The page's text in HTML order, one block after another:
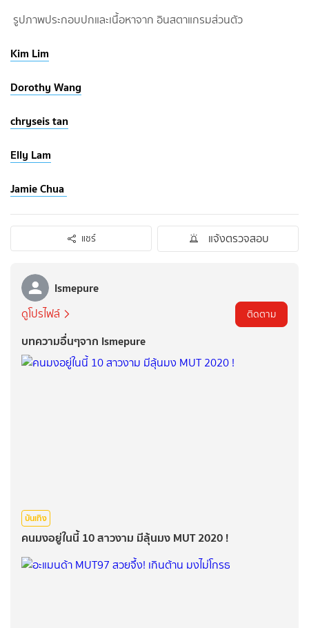
รูปภาพประกอบปกและเนื้อหาจาก อินสตาแกรมส่วนตัว
Kim Lim
Dorothy Wang
chryseis tan
Elly Lam
Jamie Chua
แชร์ แจ้งตรวจสอบ
Ismepure
ดูโปรไฟล์ ติดตาม
บทความอื่นๆจาก Ismepure
บันเทิง
คนมงอยู่ในนี้ 10 สาวงาม มีลุ้นมง MUT 2020 !